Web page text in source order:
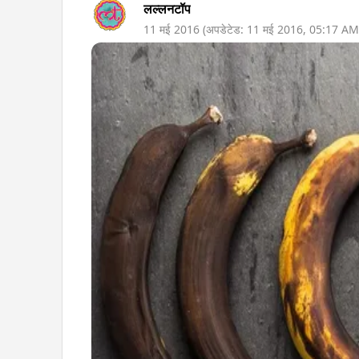
लल्लनटॉप
11 मई 2016 (अपडेटेड: 11 मई 2016, 05:17 AM